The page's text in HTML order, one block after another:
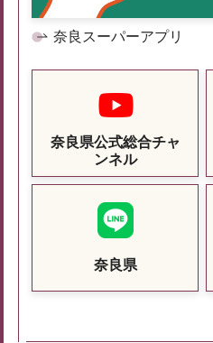
奈良スーパーアプリ
奈良県公式総合チャ
ンネル
奈良県